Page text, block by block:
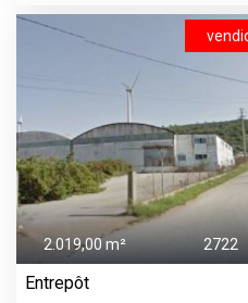
2.019,00 m² 2722
Entrepôt